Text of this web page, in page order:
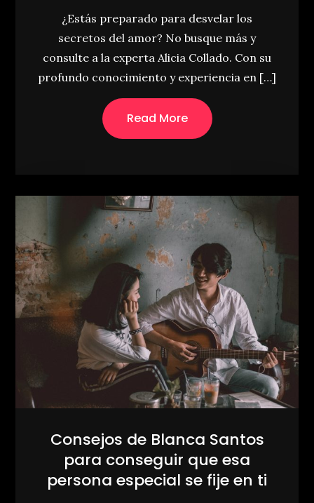
¿Estás preparado para desvelar los
secretos del amor? No busque más y
consulte a la experta Alicia Collado. Con su
profundo conocimiento y experiencia en […]
Read More
Consejos de Blanca Santos
para conseguir que esa
persona especial se fije en ti